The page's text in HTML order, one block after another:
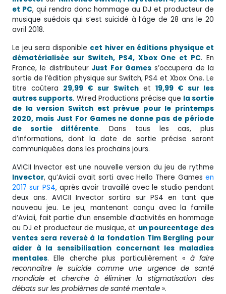
et PC, qui rendra donc hommage au DJ et producteur de
musique suédois qui s’est suicidé à l’âge de 28 ans le 20
avril 2018.
Le jeu sera disponible cet hiver en éditions physique et
dématérialisée sur Switch, PS4, Xbox One et PC. En
France, le distributeurJust For Gamess’occupera de la
sortie de l’édition physique sur Switch, PS4 et Xbox One. Le
titre coûtera 29,99 € sur Switchet 19,99 € sur les
autres supports. Wired Productions précise que la sortie
de la version Switch est prévue pour le printemps
2020, mais Just For Games ne donne pas de période
de sortie différente. Dans tous les cas, plus
d’informations, dont la date de sortie précise seront
communiquées dans les prochains jours.
AVICII Invector est une nouvelle version du jeu de rythme
Invector, qu’Avicii avait sorti avec Hello There Games en
2017 sur PS4, après avoir travaillé avec le studio pendant
deux ans. AVICII Invector sortira sur PS4 en tant que
nouveau jeu. Le jeu, mantenant conçu avec la famille
d’Avicii, fait partie d’un ensemble d’activités en hommage
au DJ et producteur de musique, et un pourcentage des
ventes sera reversé à la fondation Tim Bergling pour
aider à la sensibilisation concernant les maladies
mentales. Elle cherche plus particulièrement « à faire
reconnaître le suicide comme une urgence de santé
mondiale et cherche à éliminer la stigmatisation des
débats sur les problèmes de santé mentale ».